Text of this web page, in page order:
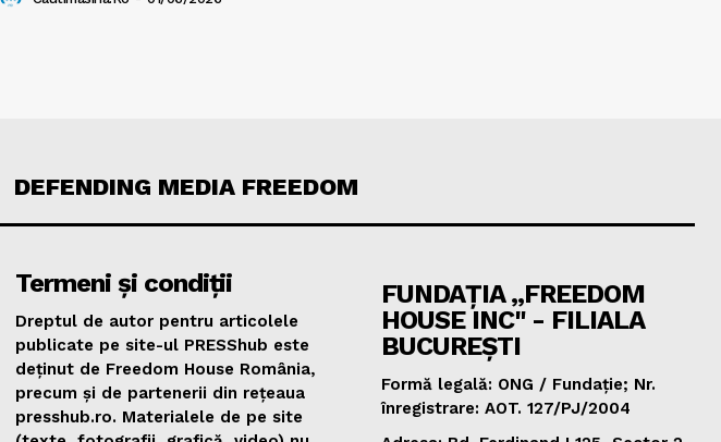
DEFENDING MEDIA FREEDOM
Termeni și condiții
Dreptul de autor pentru articolele
publicate pe site-ul PRESShub este
deținut de Freedom House România,
precum și de partenerii din rețeaua
presshub.ro. Materialele de pe site
FUNDAȚIA „FREEDOM
HOUSE INC" - FILIALA
BUCUREȘTI
Formă legală: ONG / Fundație; Nr.
înregistrare: AOT. 127/PJ/2004